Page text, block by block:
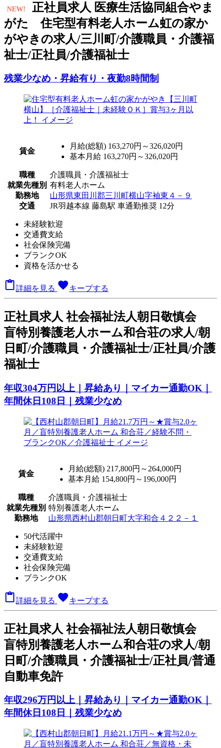
NEW! 正社員求人 医療生活協同組合やま
がた 住宅型有料老人ホーム虹の家か
がやきの求人/三川町/介護職員・介護福
祉士/正社員/介護福祉士
残業少なめ・昇給有り・夜勤8時間制
賃金
月給(総額) 163,270円～326,020円
基本月給 163,270円～326,020円
職種
介護職員・介護福祉士
就業先種別 有料老人ホーム
勤務地
山形県東田川郡三川町横山字袖東４－９
交通
JR羽越本線 藤島駅 車通勤推奨 12分
未経験歓迎
交通費支給
社会保険完備
ブランクOK
資格を活かせる
詳細を見る favoriteキープする
正社員求人 社会福祉法人朝日敬慎会
盲特別養護老人ホーム和合荘の求人/朝
日町/介護職員・介護福祉士/正社員/介護
福祉士
年収304万円以上｜昇給あり｜マイカー通勤OK｜
年間休日108日｜残業少なめ
賃金
月給(総額) 217,800円～264,000円
基本月給 154,800円～196,000円
職種
介護職員・介護福祉士
就業先種別 特別養護老人ホーム
勤務地
山形県西村山郡朝日町大字和合４２２－１
50代活躍中
未経験歓迎
交通費支給
社会保険完備
ブランクOK
詳細を見る favoriteキープする
正社員求人 社会福祉法人朝日敬慎会
盲特別養護老人ホーム和合荘の求人/朝
日町/介護職員・介護福祉士/正社員/普通
自動車免許
年収296万円以上｜昇給あり｜マイカー通勤OK｜
年間休日108日｜残業少なめ